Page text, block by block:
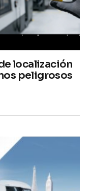
localización
peligrosos